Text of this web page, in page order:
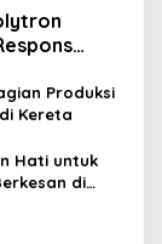
Produksi
Kereta
Hati untuk
di